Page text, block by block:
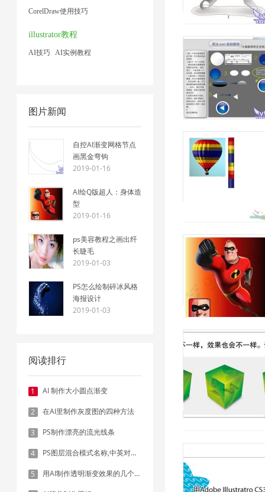
CorelDraw使用技巧
illustrator教程
AI技巧 AI实例教程
图片新闻
自控AI渐变网格节点
画黑金弯钩
2019-01-16
AI绘Q版超人：身体造
型
2019-01-16
ps美容教程之画出纤
长睫毛
2019-01-03
PS怎么绘制碎冰风格
海报设计
2019-01-03
阅读排行
1 AI 制作大小圆点渐变
2 在AI里制作灰度图的四种方法
3 PS制作漂亮的流光线条
4 PS图层混合模式名称,中英对照表
5 用AI制作透明渐变效果的几个方法
2019/1/16 14:24:27